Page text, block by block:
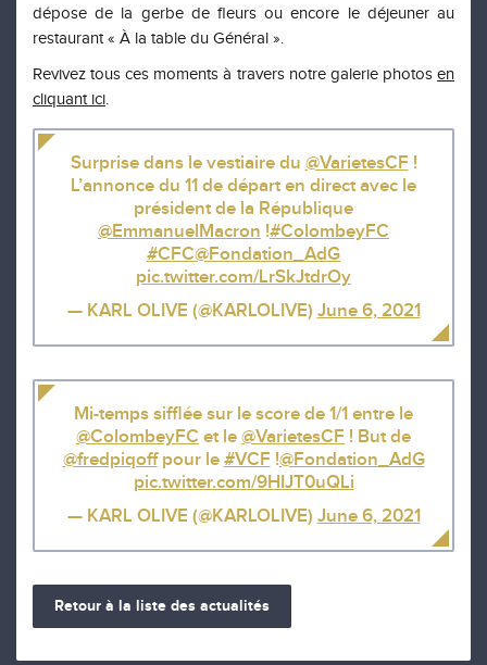
dépose de la gerbe de fleursou encore le déjeuner au
restaurant « À la table du Général ».
Revivez tous ces moments à travers notre galerie photosen
cliquant ici.
Surprise dans le vestiaire du @VarietesCF !
L’annonce du 11 de départ en direct avec le
président de la République
@EmmanuelMacron !#ColombeyFC
#CFC@Fondation_AdG
pic.twitter.com/LrSkJtdrOy
— KARL OLIVE (@KARLOLIVE) June 6, 2021
Mi-temps sifflée sur le score de 1/1 entre le
@ColombeyFC et le @VarietesCF ! But de
@fredpiqoffpour le #VCF !@Fondation_AdG
pic.twitter.com/9HIJT0uQLi
— KARL OLIVE (@KARLOLIVE) June 6, 2021
Retour à la liste des actualités